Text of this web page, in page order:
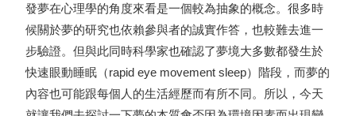
發夢在心理學的角度來看是一個較為抽象的概念。很多時
候關於夢的研究也依賴參與者的誠實作答，也較難去進一
步驗證。但與此同時科學家也確認了夢境大多數都發生於
快速眼動睡眠（rapid eye movement sleep）階段，而夢的
內容也可能跟每個人的生活經歷而有所不同。所以，今天